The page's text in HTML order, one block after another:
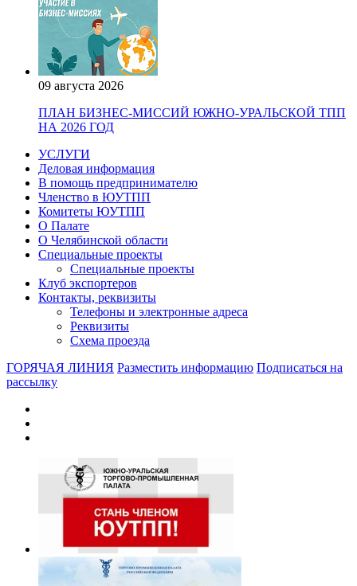
09 августа 2026
ПЛАН БИЗНЕС-МИССИЙ ЮЖНО-УРАЛЬСКОЙ ТПП
НА 2026 ГОД
УСЛУГИ
Деловая информация
В помощь предпринимателю
Членство в ЮУТПП
Комитеты ЮУТПП
О Палате
О Челябинской области
Специальные проекты
Специальные проекты
Клуб экспортеров
Контакты, реквизиты
Телефоны и электронные адреса
Реквизиты
Схема проезда
ГОРЯЧАЯ ЛИНИЯ Разместить информацию Подписаться на
рассылку